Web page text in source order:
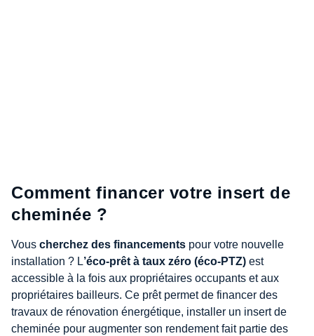
Comment financer votre insert de
cheminée ?
Vous cherchez des financements pour votre nouvelle
installation ? L’éco-prêt à taux zéro (éco-PTZ) est
accessible à la fois aux propriétaires occupants et aux
propriétaires bailleurs. Ce prêt permet de financer des
travaux de rénovation énergétique, installer un insert de
cheminée pour augmenter son rendement fait partie des